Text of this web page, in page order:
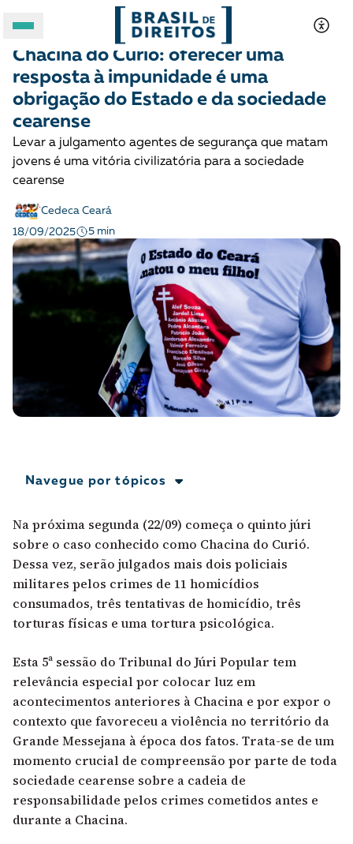
A BRASIL DE DIREITOS
ASSUNTOS
FORMATOS
Apoie a Brasil de Direitos
A [BD] conta as histórias de quem defende
direitos humanos no Brasil. Para continuar,
esse trabalho precisa da sua doação!
CRIANÇAS E ADOLESCENTES
Opinião
Chacina do Curió: oferecer uma
resposta à impunidade é uma
obrigação do Estado e da sociedade
cearense
Levar a julgamento agentes de segurança que matam
jovens é uma vitória civilizatória para a sociedade
cearense
Cedeca Ceará
18/09/2025
5 min
Navegue por tópicos
Na próxima segunda (22/09) começa o quinto júri
sobre o caso conhecido como Chacina do Curió.
Dessa vez, serão julgados mais dois policiais
militares pelos crimes de 11 homicídios
consumados, três tentativas de homicídio, três
torturas físicas e uma tortura psicológica.
Esta 5ª sessão do Tribunal do Júri Popular tem
relevância especial por colocar luz em
acontecimentos anteriores à Chacina e por expor o
contexto que favoreceu a violência no território da
Grande Messejana à época dos fatos. Trata-se de um
momento crucial de compreensão por parte de toda
sociedade cearense sobre a cadeia de
responsabilidade pelos crimes cometidos antes e
durante a Chacina.